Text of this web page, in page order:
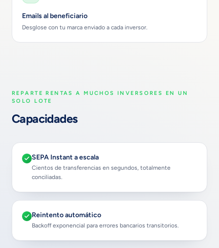
Emails al beneficiario
Desglose con tu marca enviado a cada inversor.
REPARTE RENTAS A MUCHOS INVERSORES EN UN
SOLO LOTE
Capacidades
SEPA Instant a escala
Cientos de transferencias en segundos, totalmente
conciliadas.
Reintento automático
Backoff exponencial para errores bancarios transitorios.